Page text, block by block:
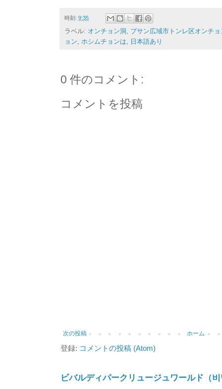
時刻: 9:35
ラベル: オンチョン洞
プサン広域市トンレ区オンチ
ョン
ホシムチョンは 日本語あり
0 件のコメント:
コメントを投稿
次の投稿 ホーム
登録: コメントの投稿 (Atom)
ビバルディパークリュージュワールド（